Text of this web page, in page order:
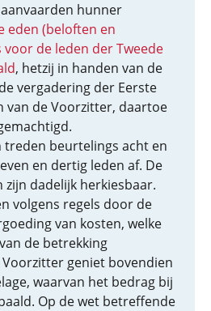
hunner
eden (beloften en
voor de leden der Tweede
, hetzij in handen van de
vergadering der Eerste
van de Voorzitter, daartoe
treden beurtelings acht en
en dertig leden af. De
zijn dadelijk herkiesbaar.
volgens regels door de
van kosten, welke
de betrekking
geniet bovendien
waarvan het bedrag bij
Op de wet betreffende